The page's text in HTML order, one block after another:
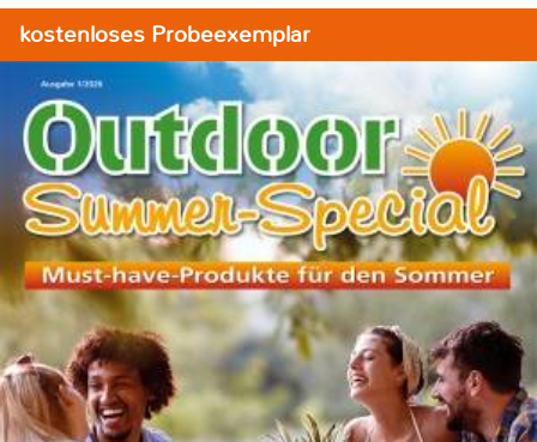
kostenloses Probeexemplar